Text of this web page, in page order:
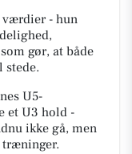
værdier - hun
gør, at både
stede.
U5-
et U3 hold -
ikke gå, men
træninger.